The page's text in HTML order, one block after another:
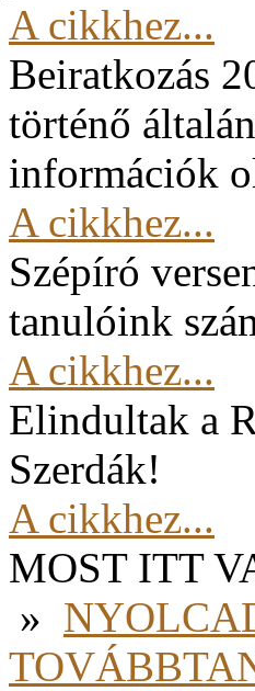
A cikkhez...
Beiratkozás
történő
információk
A cikkhez...
Szépíró
tanulóink
A cikkhez...
Elindultak a
Szerdák!
A cikkhez...
MOST ITT
»